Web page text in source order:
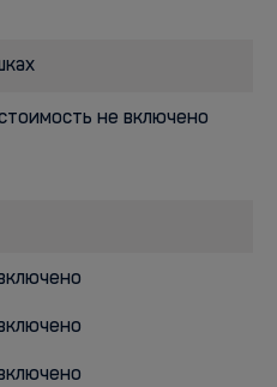
не включено